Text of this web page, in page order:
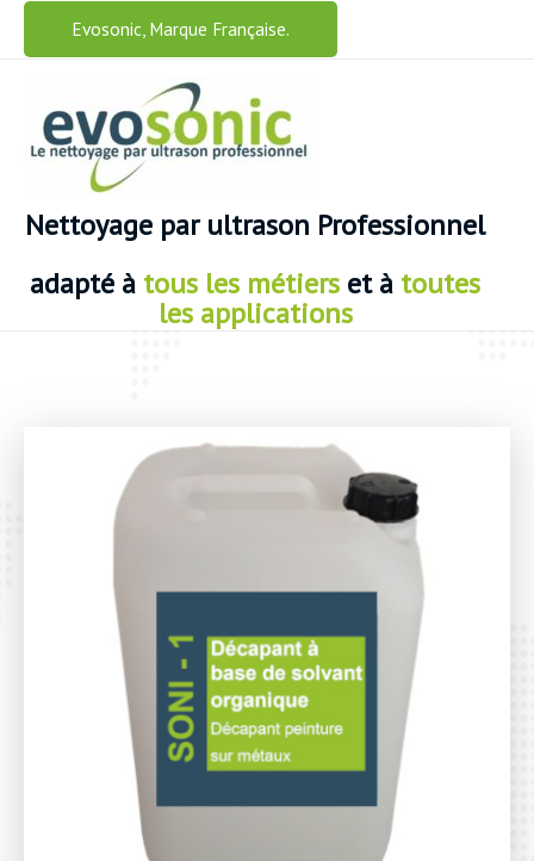
Aller
contenu
Evosonic, Marque Française.
Nettoyage par ultrason Professionnel
adapté à tous les métiers et à toutes
les applications